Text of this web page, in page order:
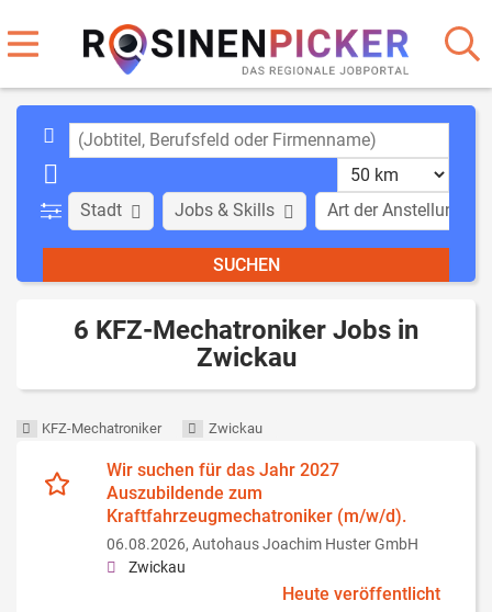
Stadt Art der Anstellung
Jobs & Skills
6 KFZ-Mechatroniker Jobs in
Zwickau
KFZ-Mechatroniker Zwickau
Wir suchen für das Jahr 2027
Auszubildende zum
Kraftfahrzeugmechatroniker (m/w/d).
06.08.2026, Autohaus Joachim Huster GmbH
Zwickau
Heute veröffentlicht